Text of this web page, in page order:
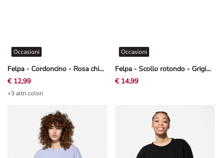
Felpa - Cordoncino - Rosa chiaro
Occasioni
€ 12,99
+3 altri colori
Felpa - Scollo rotondo - Grigio chiaro
Occasioni
€ 14,99